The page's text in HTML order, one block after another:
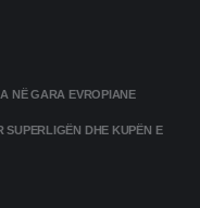
NË GARA EVROPIANE
DHE KUPËN E